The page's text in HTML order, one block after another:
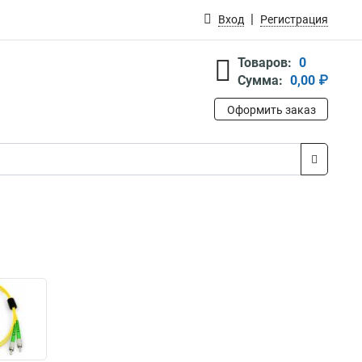
Вход Регистрация
Товаров: 0
Сумма: 0,00 ₽
Оформить заказ